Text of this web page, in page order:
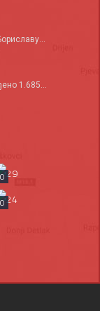
1.685...